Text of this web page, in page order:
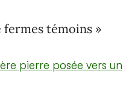
fermes témoins »
pierre posée vers un